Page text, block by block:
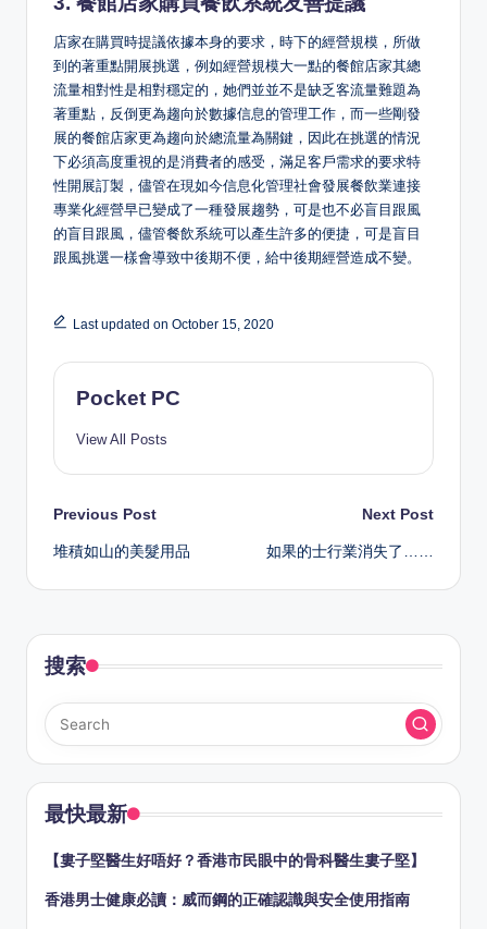
店家在購買時提議依據本身的要求，時下的經營規模，所做
到的著重點開展挑選，例如經營規模大一點的餐館店家其總
流量相對性是相對穩定的，她們並並不是缺乏客流量難題為
著重點，反倒更為趨向於數據信息的管理工作，而一些剛發
展的餐館店家更為趨向於總流量為關鍵，因此在挑選的情況
下必須高度重視的是消費者的感受，滿足客戶需求的要求特
性開展訂製，儘管在現如今信息化管理社會發展餐飲業連接
專業化經營早已變成了一種發展趨勢，可是也不必盲目跟風
的盲目跟風，儘管餐飲系統可以產生許多的便捷，可是盲目
跟風挑選一樣會導致中後期不便，給中後期經營造成不變。
Last updated on October 15, 2020
Pocket PC
View All Posts
Post
navigation
Previous Post
堆積如山的美髮用品
Next Post
如果的士行業消失了……
搜索
最快最新
【婁子堅醫生好唔好？香港市民眼中的骨科醫生婁子堅】
香港男士健康必讀：威而鋼的正確認識與安全使用指南